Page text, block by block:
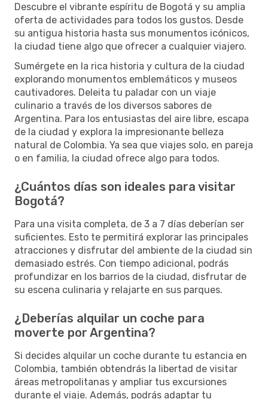
Descubre el vibrante espíritu de Bogotá y su amplia
oferta de actividades para todos los gustos. Desde
su antigua historia hasta sus monumentos icónicos,
la ciudad tiene algo que ofrecer a cualquier viajero.
Sumérgete en la rica historia y cultura de la ciudad
explorando monumentos emblemáticos y museos
cautivadores. Deleita tu paladar con un viaje
culinario a través de los diversos sabores de
Argentina. Para los entusiastas del aire libre, escapa
de la ciudad y explora la impresionante belleza
natural de Colombia. Ya sea que viajes solo, en pareja
o en familia, la ciudad ofrece algo para todos.
¿Cuántos días son ideales para visitar
Bogotá?
Para una visita completa, de 3 a 7 días deberían ser
suficientes. Esto te permitirá explorar las principales
atracciones y disfrutar del ambiente de la ciudad sin
demasiado estrés. Con tiempo adicional, podrás
profundizar en los barrios de la ciudad, disfrutar de
su escena culinaria y relajarte en sus parques.
¿Deberías alquilar un coche para
moverte por Argentina?
Si decides alquilar un coche durante tu estancia en
Colombia, también obtendrás la libertad de visitar
áreas metropolitanas y ampliar tus excursiones
durante el viaje. Además, podrás adaptar tu